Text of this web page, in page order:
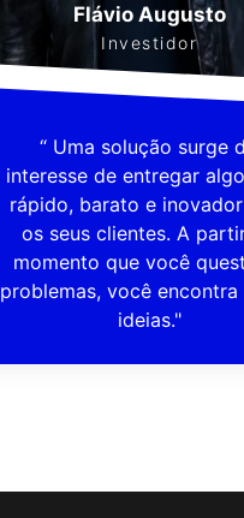
Flávio Augusto
Investidor
“ Uma solução surge
interesse de entregar
rápido, barato e
os seus clientes. A
momento que você
problemas, você encontra
ideias."